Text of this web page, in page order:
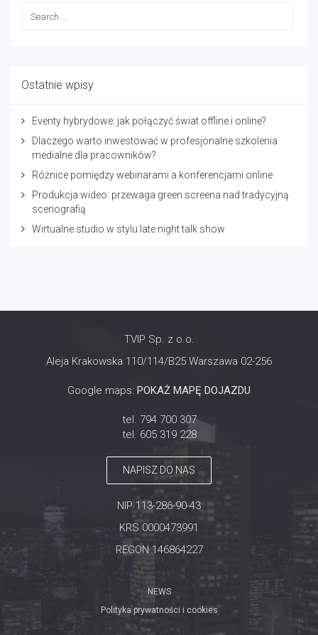
Ostatnie wpisy
Eventy hybrydowe: jak połączyć świat offline i online?
Dlaczego warto inwestować w profesjonalne szkolenia
medialne dla pracowników?
Różnice pomiędzy webinarami a konferencjami online
Produkcja wideo: przewaga green screena nad tradycyjną
scenografią
Wirtualne studio w stylu late night talk show
TVIP Sp. z o.o.
Aleja Krakowska 110/114/B25 Warszawa 02-256
Google maps: POKAŻ MAPĘ DOJAZDU
tel. 794 700 307
tel. 605 319 228
NAPISZ DO NAS
NIP 113-286-90-43
KRS 0000473991
REGON 146864227
NEWS
Polityka prywatności i cookies